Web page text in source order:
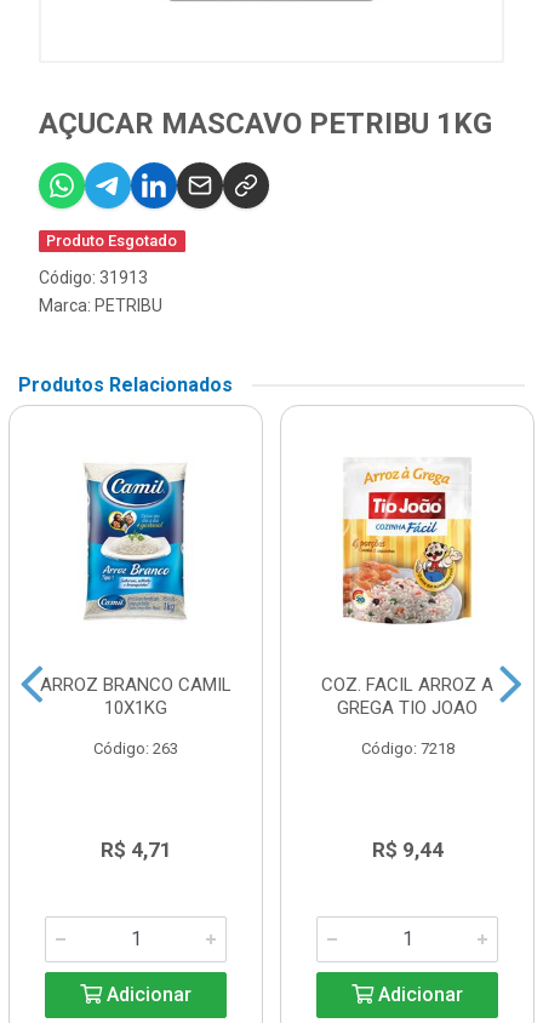
AÇUCAR MASCAVO PETRIBU 1KG
Produto Esgotado
Código: 31913
Marca: PETRIBU
Produtos Relacionados
ARROZ BRANCO CAMIL
10X1KG
Código: 263
R$ 4,71
Adicionar
COZ. FACIL ARROZ A
GREGA TIO JOAO
Código: 7218
R$ 9,44
Adicionar